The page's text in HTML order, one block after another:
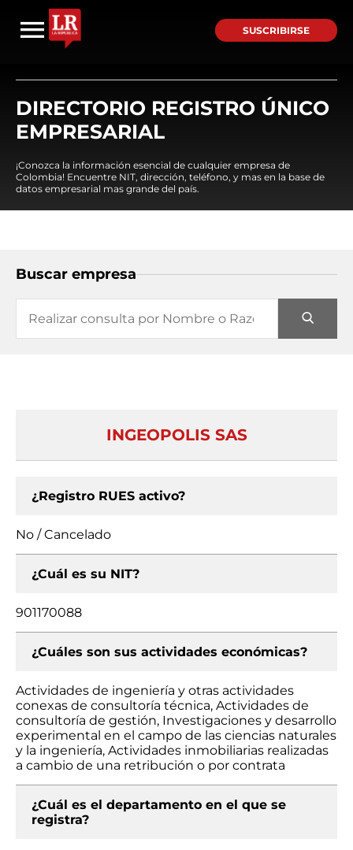
SUSCRIBIRSE
DIRECTORIO REGISTRO ÚNICO
EMPRESARIAL
¡Conozca la información esencial de cualquier empresa de
Colombia! Encuentre NIT, dirección, teléfono, y mas en la base de
datos empresarial mas grande del país.
Buscar empresa
INGEOPOLIS SAS
¿Registro RUES activo?
No / Cancelado
¿Cuál es su NIT?
901170088
¿Cuáles son sus actividades económicas?
Actividades de ingeniería y otras actividades
conexas de consultoría técnica, Actividades de
consultoría de gestión, Investigaciones y desarrollo
experimental en el campo de las ciencias naturales
y la ingeniería, Actividades inmobiliarias realizadas
a cambio de una retribución o por contrata
¿Cuál es el departamento en el que se
registra?